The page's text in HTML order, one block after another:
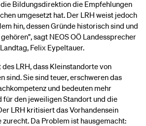
Bildungsdirektion die Empfehlungen
umgesetzt hat. Der LRH weist jedoch
hin, dessen Gründe historisch sind und
sagt NEOS OÖ Landessprecher
Felix Eypeltauer.
LRH, dass Kleinstandorte von
sind. Sie sind teuer, erschweren das
und bedeuten mehr
für den jeweiligen Standort und die
LRH kritisiert das Vorhandensein
Da Problem ist hausgemacht: